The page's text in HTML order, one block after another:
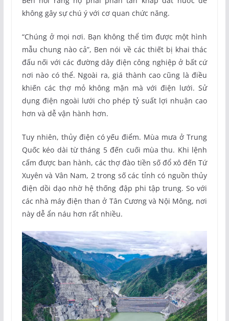
không gây sự chú ý với cơ quan chức năng.
“Chúng ở mọi nơi. Bạn không thể tìm được một hình
mẫu chung nào cả”, Ben nói về các thiết bị khai thác
đấu nối với các đường dây điện công nghiệp ở bất cứ
nơi nào có thể. Ngoài ra, giá thành cao cũng là điều
khiến các thợ mỏ không mặn mà với điện lưới. Sử
dụng điện ngoài lưới cho phép tỷ suất lợi nhuận cao
hơn và dễ vận hành hơn.
Tuy nhiên, thủy điện có yếu điểm. Mùa mưa ở Trung
Quốc kéo dài từ tháng 5 đến cuối mùa thu. Khi lệnh
cấm được ban hành, các thợ đào tiền số đổ xô đến Tứ
Xuyên và Vân Nam, 2 trong số các tỉnh có nguồn thủy
điện dồi dạo nhờ hệ thống đập phi tập trung. So với
các nhà máy điện than ở Tân Cương và Nội Mông, nơi
này dễ ẩn náu hơn rất nhiều.